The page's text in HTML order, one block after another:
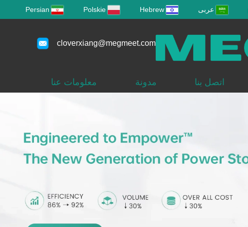
عربى Hebrew
Polskie
Persian
cloverxiang@megmeet.com
اتصل بنا مدونة معلومات عنا